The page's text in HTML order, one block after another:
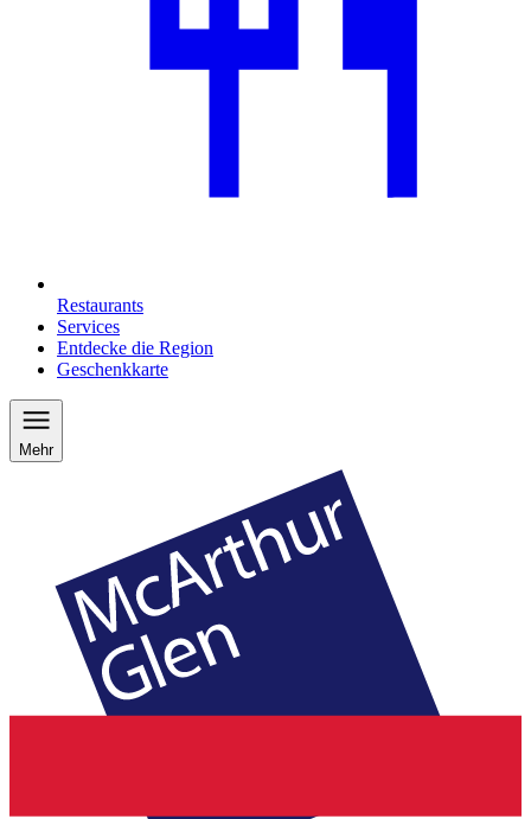
Restaurants
Services
Entdecke die Region
Geschenkkarte
Mehr